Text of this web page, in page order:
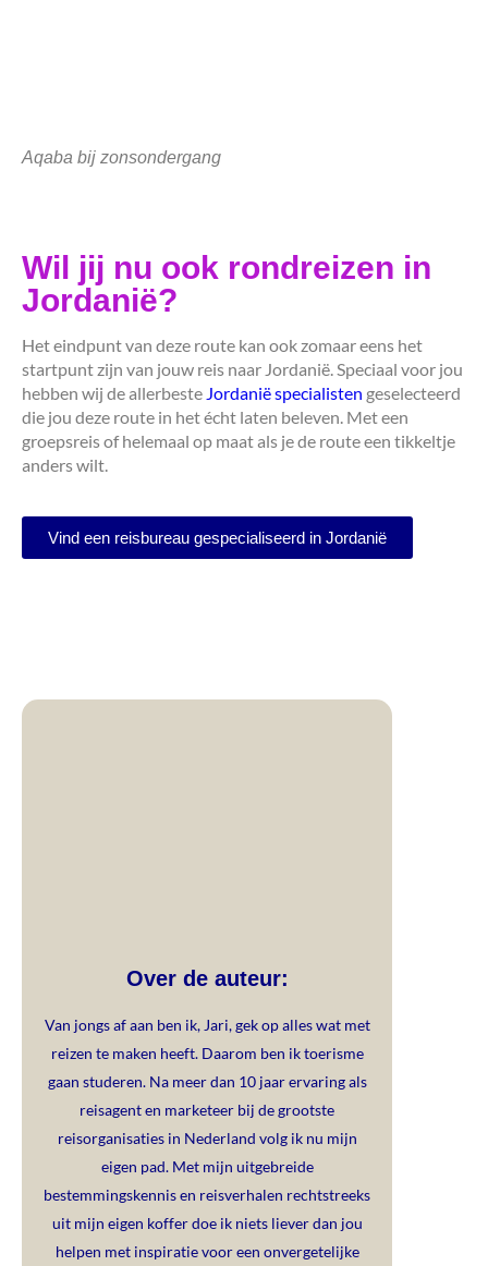
Aqaba bij zonsondergang
Wil jij nu ook rondreizen in
Jordanië?
Het eindpunt van deze route kan ook zomaar eens het
startpunt zijn van jouw reis naar Jordanië. Speciaal voor jou
hebben wij de allerbeste Jordanië specialisten geselecteerd
die jou deze route in het écht laten beleven. Met een
groepsreis of helemaal op maat als je de route een tikkeltje
anders wilt.
Vind een reisbureau gespecialiseerd in Jordanië
Over de auteur:
Van jongs af aan ben ik, Jari, gek op alles wat met
reizen te maken heeft. Daarom ben ik toerisme
gaan studeren. Na meer dan 10 jaar ervaring als
reisagent en marketeer bij de grootste
reisorganisaties in Nederland volg ik nu mijn
eigen pad. Met mijn uitgebreide
bestemmingskennis en reisverhalen rechtstreeks
uit mijn eigen koffer doe ik niets liever dan jou
helpen met inspiratie voor een onvergetelijke